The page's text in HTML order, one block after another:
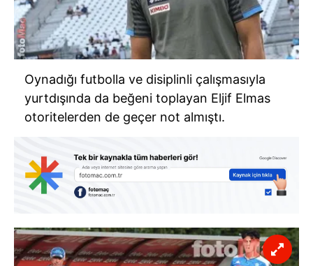
Oynadığı futbolla ve disiplinli çalışmasıyla
yurtdışında da beğeni toplayan Eljif Elmas
otoritelerden de geçer not almıştı.